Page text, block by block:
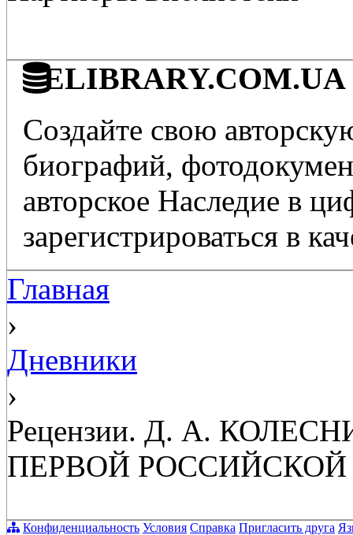
ELIBRARY.COM.UA
Создайте свою
биографий,
авторское Наследие в
зарегистрироваться в
Главная
›
Дневники
›
Рецензии. Д. А.
ПЕРВОЙ
Конфиденциальность Условия Справка Пригласить друга